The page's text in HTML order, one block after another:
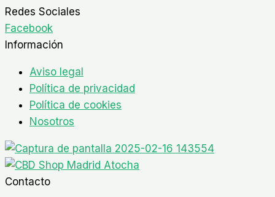
Redes Sociales
Facebook
Información
Aviso legal
Política de privacidad
Política de cookies
Nosotros
Contacto